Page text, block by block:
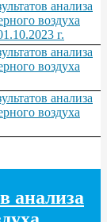
анализа
воздуха
г.
анализа
воздуха
анализа
воздуха
анализа